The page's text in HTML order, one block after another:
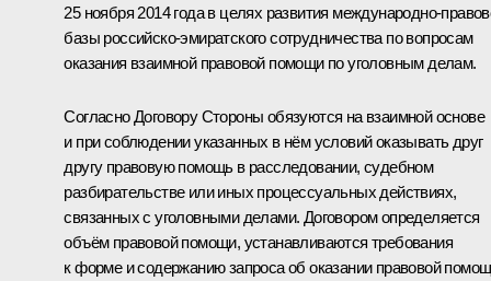
25 ноября 2014 года в целях развития международно-
базы российско-эмиратского сотрудничества по вопросам
оказания взаимной правовой помощи по уголовным делам.
Согласно Договору Стороны обязуются на взаимной основе
и при соблюдении указанных в нём условий оказывать друг
другу правовую помощь в расследовании, судебном
разбирательстве или иных процессуальных действиях,
связанных с уголовными делами. Договором определяется
объём правовой помощи, устанавливаются требования
к форме и содержанию запроса об оказании правовой